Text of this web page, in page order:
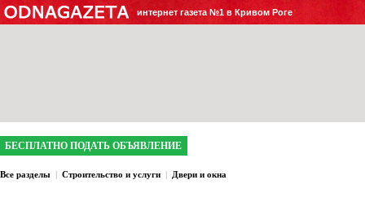
интернет газета №1 в Кривом Роге
БЕСПЛАТНО ПОДАТЬ ОБЪЯВЛЕНИЕ
Все разделы | Строительство и услуги | Двери и окна